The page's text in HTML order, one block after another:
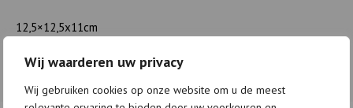
Wij waarderen uw privacy
Wij gebruiken cookies op onze website om u de meest
12,5×12,5x11cm